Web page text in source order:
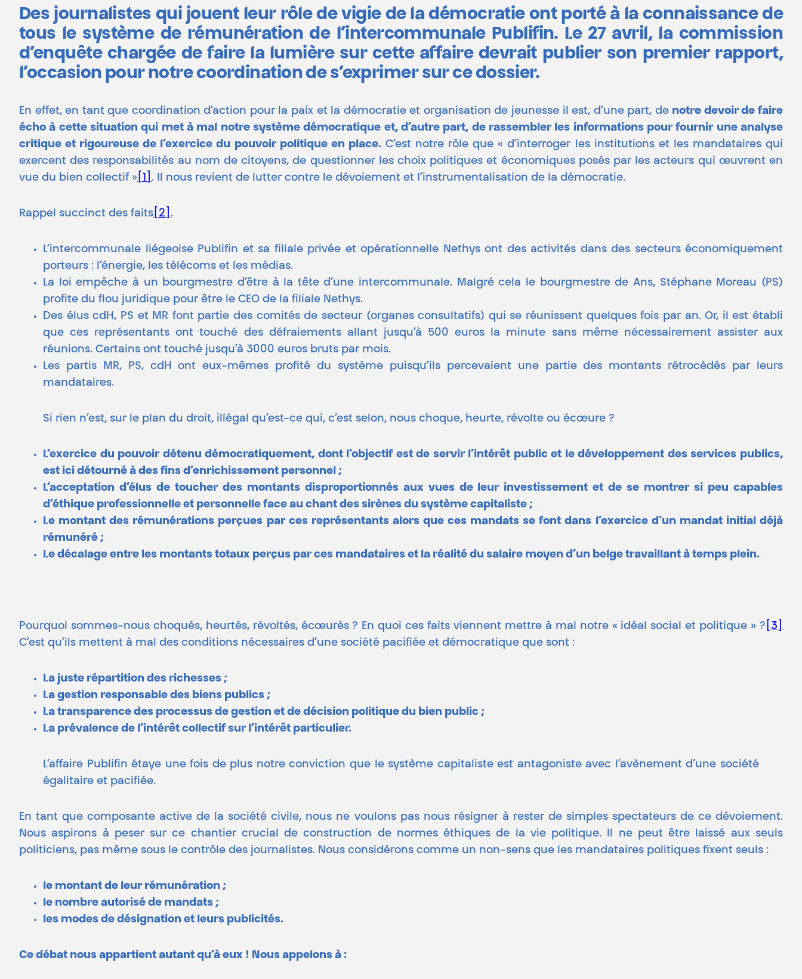
Des journalistes qui jouent leur rôle de vigie de la démocratie ont porté à la connaissance de
tous le système de rémunération de l’intercommunale Publifin. Le 27 avril, la commission
d’enquête chargée de faire la lumière sur cette affaire devrait publier son premier rapport,
l’occasion pour notre coordination de s’exprimer sur ce dossier.
En effet, en tant que coordination d’action pour la paix et la démocratie et organisation de jeunesse il est, d’une part, de notre devoir de faire
écho à cette situation qui met à mal notre système démocratique et, d’autre part, de rassembler les informations pour fournir une analyse
critique et rigoureuse de l’exercice du pouvoir politique en place.C’est notre rôle que « d’interroger les institutions et les mandataires qui
exercent des responsabilités au nom de citoyens, de questionner les choix politiques et économiques posés par les acteurs qui œuvrent en
vue du bien collectif » [1] . Il nous revient de lutter contre le dévoiement et l’instrumentalisation de la démocratie.
Rappel succinct des faits [2] .
L’intercommunale liégeoise Publifin et sa filiale privée et opérationnelle Nethys ont des activités dans des secteurs économiquement
porteurs : l’énergie, les télécoms et les médias.
La loi empêche à un bourgmestre d’être à la tête d’une intercommunale. Malgré cela le bourgmestre de Ans, Stéphane Moreau (PS)
profite du flou juridique pour être le CEO de la filiale Nethys.
Des élus cdH, PS et MR font partie des comités de secteur (organes consultatifs) qui se réunissent quelques fois par an. Or, il est établi
que ces représentants ont touché des défraiements allant jusqu’à 500 euros la minute sans même nécessairement assister aux
réunions. Certains ont touché jusqu’à 3000 euros bruts par mois.
Les partis MR, PS, cdH ont eux-mêmes profité du système puisqu’ils percevaient une partie des montants rétrocédés par leurs
mandataires.
Si rien n’est, sur le plan du droit, illégal qu’est-ce qui, c’est selon, nous choque, heurte, révolte ou écœure ?
L’exercice du pouvoir détenu démocratiquement, dont l’objectif est de servir l’intérêt public et le développement des services publics,
est ici détourné à des fins d’enrichissement personnel ;
L’acceptation d’élus de toucher des montants disproportionnés aux vues de leur investissement et de se montrer si peu capables
d’éthique professionnelle et personnelle face au chant des sirènes du système capitaliste ;
Le montant des rémunérations perçues par ces représentants alors que ces mandats se font dans l’exercice d’un mandat initial déjà
rémunéré ;
Le décalage entre les montants totaux perçus par ces mandataires et la réalité du salaire moyen d’un belge travaillant à temps plein.
Pourquoi sommes-nous choqués, heurtés, révoltés, écœurés ? En quoi ces faits viennent mettre à mal notre « idéal social et politique » ? [3]
C’est qu’ils mettent à mal des conditions nécessaires d’une société pacifiée et démocratique que sont :
La juste répartition des richesses ;
La gestion responsable des biens publics ;
La transparence des processus de gestion et de décision politique du bien public ;
La prévalence de l’intérêt collectif sur l’intérêt particulier.
L’affaire Publifin étaye une fois de plus notre conviction que le système capitaliste est antagoniste avec l’avènement d’une société
égalitaire et pacifiée.
En tant que composante active de la société civile, nous ne voulons pas nous résigner à rester de simples spectateurs de ce dévoiement.
Nous aspirons à peser sur ce chantier crucial de construction de normes éthiques de la vie politique. Il ne peut être laissé aux seuls
politiciens, pas même sous le contrôle des journalistes. Nous considérons comme un non-sens que les mandataires politiques fixent seuls :
le montant de leur rémunération ;
le nombre autorisé de mandats ;
les modes de désignation et leurs publicités.
Ce débat nous appartient autant qu’à eux ! Nous appelons à :